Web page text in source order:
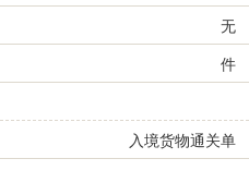
无
件
入境货物通关单